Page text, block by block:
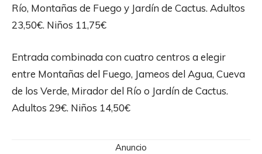
Río, Montañas de Fuego y Jardín de Cactus. Adultos
23,50€. Niños 11,75€
Entrada combinada con cuatro centros a elegir
entre Montañas del Fuego, Jameos del Agua, Cueva
de los Verde, Mirador del Río o Jardín de Cactus.
Adultos 29€. Niños 14,50€
Anuncio